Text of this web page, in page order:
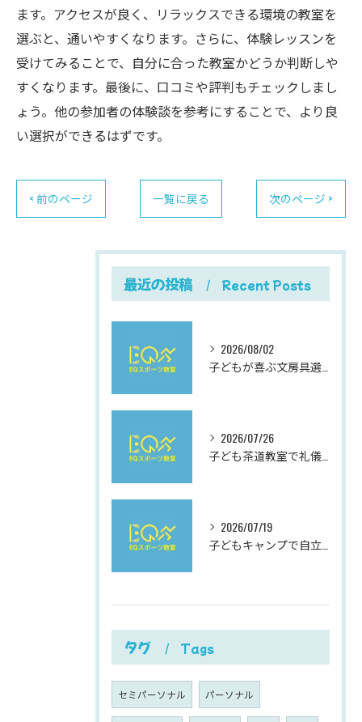
ます。アクセスが良く、リラックスできる環境の教室を
選ぶと、通いやすくなります。さらに、体験レッスンを
受けてみることで、自分に合った教室かどうか判断しや
すくなります。最後に、口コミや評判もチェックしまし
ょう。他の参加者の体験談を参考にすることで、より良
い選択ができるはずです。
< 前のページ 一覧に戻る 次のページ >
最近の投稿 Recent Posts
2026/08/02
2026/07/26
2026/07/19
タグ Tags
セミパーソナル パーソナル